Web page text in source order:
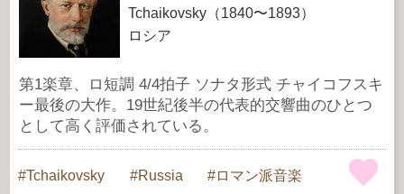
Tchaikovsky（1840〜1893）
ロシア
第1楽章、ロ短調 4/4拍子 ソナタ形式 チャイコフスキ
ー最後の大作。19世紀後半の代表的交響曲のひとつ
として高く評価されている。
Tchaikovsky Russia ロマン派音楽